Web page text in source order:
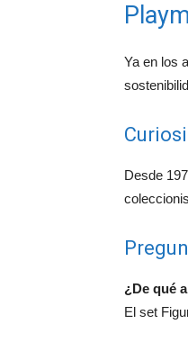
Ya en los
Desde
¿De qué
El set